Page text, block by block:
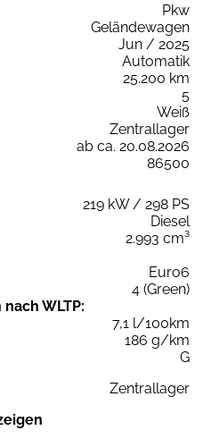
Pkw
Geländewagen
Jun / 2025
Automatik
25.200 km
5
Weiß
Zentrallager
ab ca. 20.08.2026
86500
219 kW / 298 PS
Diesel
2.993 cm³
Euro6
4 (Green)
WLTP:
7,1 l/100km
186 g/km
G
Zentrallager